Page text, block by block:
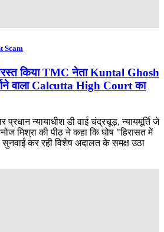
Scam
किया TMC नेता Kuntal Ghosh
वाला Calcutta High Court का
न्यायाधीश डी वाई चंद्रचूड़, न्यायमूर्ति जे
मिश्रा की पीठ ने कहा कि घोष "हिरासत में
सुनवाई कर रही विशेष अदालत के समक्ष उठा